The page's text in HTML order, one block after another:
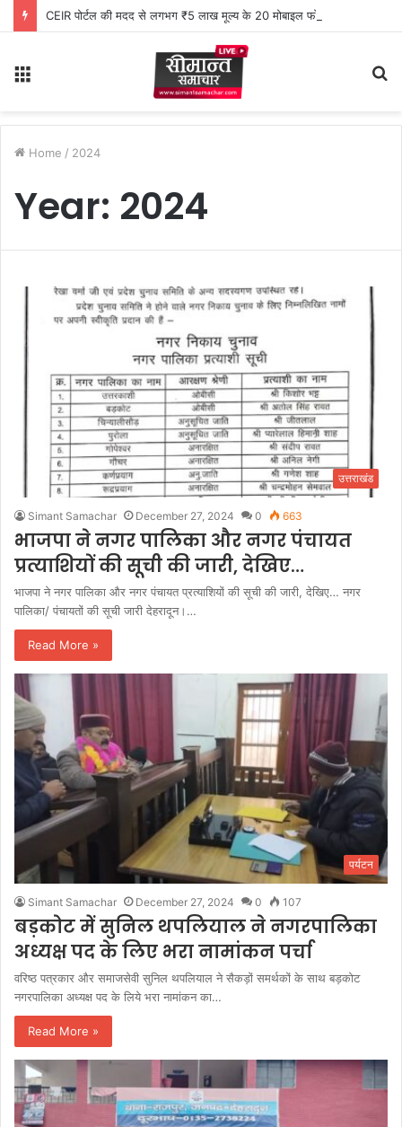
CEIR पोर्टल की मदद से लगभग ₹5 लाख मूल्य के 20 मोबाइल फोन बरामद
Home / 2024
Year: 2024
उत्तराखंड
Simant Samachar December 27, 2024 0 663
भाजपा ने नगर पालिका और नगर पंचायत
प्रत्याशियों की सूची की जारी, देखिए…
भाजपा ने नगर पालिका और नगर पंचायत प्रत्याशियों की सूची की जारी, देखिए… नगर
पालिका/ पंचायतों की सूची जारी देहरादून।…
Read More »
पर्यटन
Simant Samachar December 27, 2024 0 107
बड़कोट में सुनिल थपलियाल ने नगरपालिका
अध्यक्ष पद के लिए भरा नामांकन पर्चा
वरिष्ठ पत्रकार और समाजसेवी सुनिल थपलियाल ने सैकड़ों समर्थकों के साथ बड़कोट
नगरपालिका अध्यक्ष पद के लिये भरा नामांकन का…
Read More »